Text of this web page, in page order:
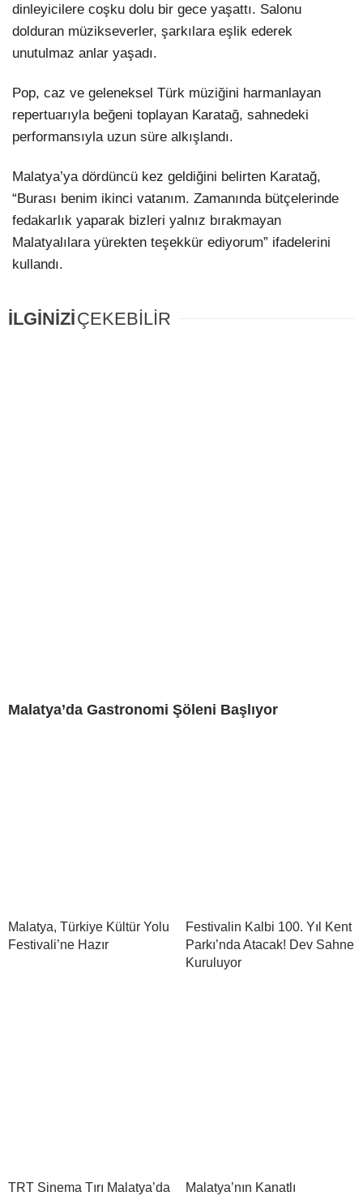
dinleyicilere coşku dolu bir gece yaşattı. Salonu
dolduran müzikseverler, şarkılara eşlik ederek
unutulmaz anlar yaşadı.
Pop, caz ve geleneksel Türk müziğini harmanlayan
repertuarıyla beğeni toplayan Karatağ, sahnedeki
performansıyla uzun süre alkışlandı.
Malatya’ya dördüncü kez geldiğini belirten Karatağ,
“Burası benim ikinci vatanım. Zamanında bütçelerinde
fedakarlık yaparak bizleri yalnız bırakmayan
Malatyalılara yürekten teşekkür ediyorum” ifadelerini
kullandı.
İLGİNİZİÇEKEBİLİR
Malatya’da Gastronomi Şöleni Başlıyor
Malatya, Türkiye Kültür Yolu
Festivali’ne Hazır
Festivalin Kalbi 100. Yıl Kent
Parkı’nda Atacak! Dev Sahne
Kuruluyor
TRT Sinema Tırı Malatya’da Malatya’nın Kanatlı